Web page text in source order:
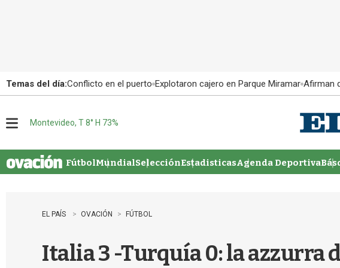
Temas del día:Conflicto en el puerto Explotaron cajero en Parque Miramar Afirman
u
Montevideo, T 8° H 73%
FútbolMundialSelecciónEstadisticasAgenda Deportiva
EL PAÍS OVACIÓN FÚTBOL
Italia 3 -Turquía 0: la azzurra